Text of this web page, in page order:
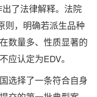
出了法律解释。法院
则，明确若派生品种
数量多、性质显著的
应认定为EDV。
择了一条符合自身